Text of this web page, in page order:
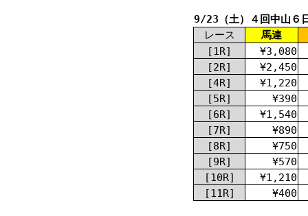
9/23（土）４回中山６
レース
馬連
[1R]
¥3,080
[2R]
¥2,450
[4R]
¥1,220
[5R]
¥390
[6R]
¥1,540
[7R]
¥890
[8R]
¥750
[9R]
¥570
[10R]
¥1,210
[11R]
¥400